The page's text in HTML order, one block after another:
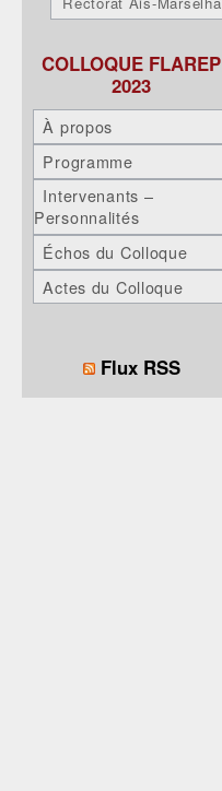
COLLOQUE FLAREP
2023
À propos
Programme
Intervenants –
Personnalités
Échos du Colloque
Actes du Colloque
Flux RSS